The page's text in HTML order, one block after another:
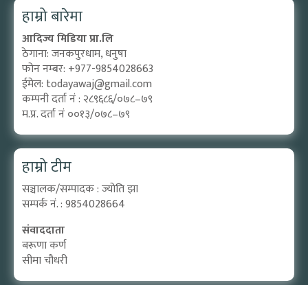
हाम्रो बारेमा
आदिज्य मिडिया प्रा.लि
ठेगाना: जनकपुरधाम, धनुषा
फोन नम्बर: +977-9854028663
ईमेल: todayawaj@gmail.com
कम्पनी दर्ता नं : २८९६८६/०७८–७९
म.प्र. दर्ता नं ००१३/०७८–७९
हाम्रो टीम
सञ्चालक/सम्पादक : ज्योति झा
सम्पर्क नं. : 9854028664
संवाददाता
बरूणा कर्ण
सीमा चौधरी